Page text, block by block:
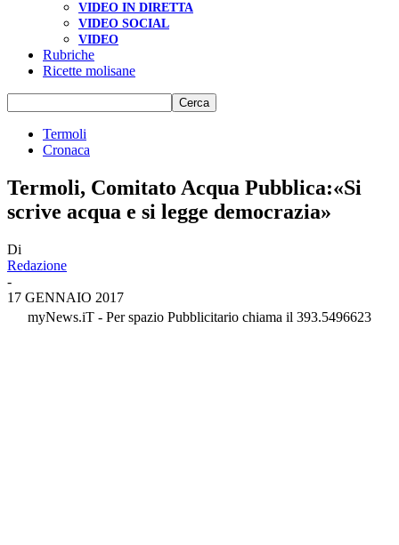
VIDEO IN DIRETTA
VIDEO SOCIAL
VIDEO
Rubriche
Ricette molisane
Termoli
Cronaca
Termoli, Comitato Acqua Pubblica:«Si
scrive acqua e si legge democrazia»
Di
Redazione
-
17 GENNAIO 2017
myNews.iT - Per spazio Pubblicitario chiama il 393.5496623